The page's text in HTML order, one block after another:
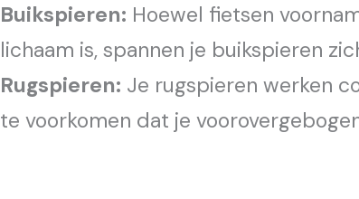
Buikspieren: Hoewel fietsen
lichaam is, spannen je buikspieren
Rugspieren: Je rugspieren werken
te voorkomen dat je